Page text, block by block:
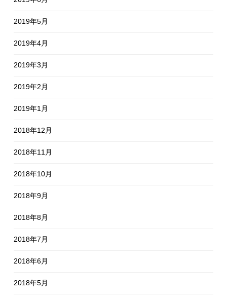
2019年5月
2019年4月
2019年3月
2019年2月
2019年1月
2018年12月
2018年11月
2018年10月
2018年9月
2018年8月
2018年7月
2018年6月
2018年5月